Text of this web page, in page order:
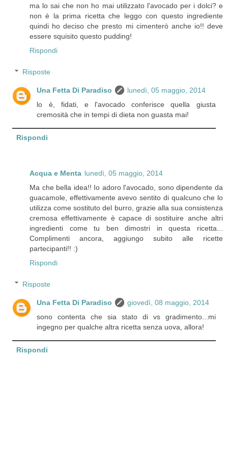
ma lo sai che non ho mai utilizzato l'avocado per i dolci? e
non è la prima ricetta che leggo con questo ingrediente
quindi ho deciso che presto mi cimenterò anche io!! deve
essere squisito questo pudding!
Rispondi
Risposte
Una Fetta Di Paradiso
lunedì, 05 maggio, 2014
lo è, fidati, e l'avocado conferisce quella giusta
cremosità che in tempi di dieta non guasta mai!
Rispondi
Acqua e Menta lunedì, 05 maggio, 2014
Ma che bella idea!! Io adoro l'avocado, sono dipendente da
guacamole, effettivamente avevo sentito di qualcuno che lo
utilizza come sostituto del burro, grazie alla sua consistenza
cremosa effettivamente è capace di sostituire anche altri
ingredienti come tu ben dimostri in questa ricetta...
Complimenti ancora, aggiungo subito alle ricette
partecipanti!! :)
Rispondi
Risposte
Una Fetta Di Paradiso
giovedì, 08 maggio, 2014
sono contenta che sia stato di vs gradimento...mi
ingegno per qualche altra ricetta senza uova, allora!
Rispondi